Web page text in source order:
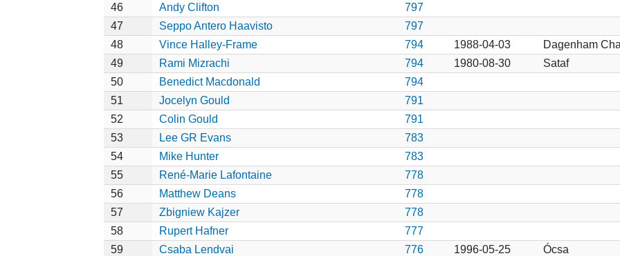
46
Andy Clifton
797
47
Seppo Antero Haavisto
797
48
Vince Halley-Frame 794 1988-04-03
Dagenham
49
Rami Mizrachi 794 1980-08-30
Sataf
50
Benedict Macdonald
794
51
Jocelyn Gould
791
52
Colin Gould
791
53
Lee GR Evans
783
54
Mike Hunter
783
55
René-Marie Lafontaine
778
56
Matthew Deans
778
57
Zbigniew Kajzer
778
58
Rupert Hafner
777
59
Csaba Lendvai 776 1996-05-25
Ócsa